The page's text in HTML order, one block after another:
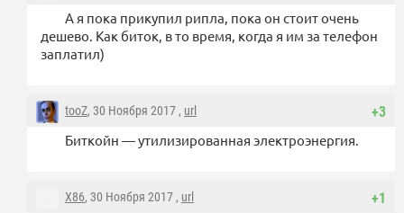
А я пока прикупил рипла, пока он стоит очень
дешево. Как биток, в то время, когда я им за телефон
заплатил)
+3
tooZ, 30 Ноября 2017 , url
Биткойн — утилизированная электроэнергия.
+1
X86, 30 Ноября 2017 , url